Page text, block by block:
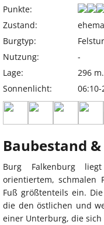
Punkte:
Zustand:
Burgtyp:
Nutzung:
-
Lage:
296
Sonnenlicht:
Baubestand
Burg Falkenburg
orientiertem, schmalen
Fuß größtenteils ein.
die den östlichen und
einer Unterburg, die sich